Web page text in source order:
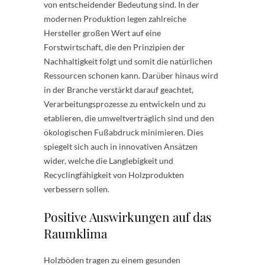
von entscheidender Bedeutung sind. In der
modernen Produktion legen zahlreiche
Hersteller großen Wert auf eine
Forstwirtschaft, die den Prinzipien der
Nachhaltigkeit folgt und somit die natürlichen
Ressourcen schonen kann. Darüber hinaus wird
in der Branche verstärkt darauf geachtet,
Verarbeitungsprozesse zu entwickeln und zu
etablieren, die umweltverträglich sind und den
ökologischen Fußabdruck minimieren. Dies
spiegelt sich auch in innovativen Ansätzen
wider, welche die Langlebigkeit und
Recyclingfähigkeit von Holzprodukten
verbessern sollen.
Positive Auswirkungen auf das
Raumklima
Holzböden tragen zu einem gesunden